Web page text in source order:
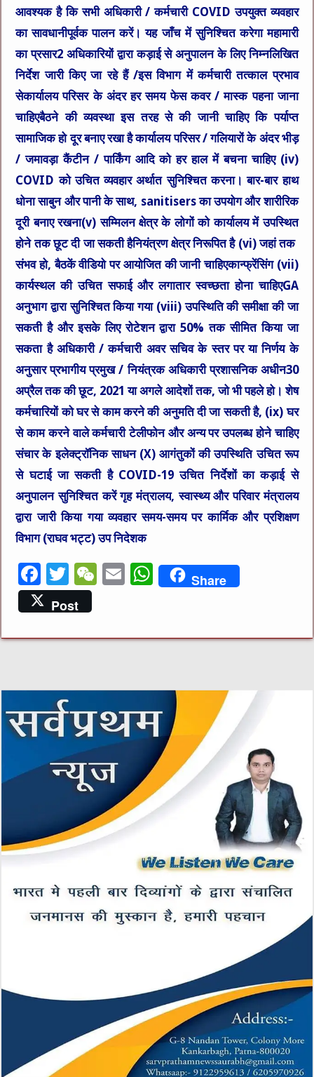
आवश्यक है कि सभी अधिकारी / कर्मचारी COVID उपयुक्त व्यवहार
का सावधानीपूर्वक पालन करें। यह जाँच में सुनिश्चित करेगा महामारी
का प्रसार2 अधिकारियों द्वारा कड़ाई से अनुपालन के लिए निम्नलिखित
निर्देश जारी किए जा रहे हैं /इस विभाग में कर्मचारी तत्काल प्रभाव
सेकार्यालय परिसर के अंदर हर समय फेस कवर / मास्क पहना जाना
चाहिएबैठने की व्यवस्था इस तरह से की जानी चाहिए कि पर्याप्त
सामाजिक हो दूर बनाए रखा है कार्यालय परिसर / गलियारों के अंदर भीड़
/ जमावड़ा कैंटीन / पार्किंग आदि को हर हाल में बचना चाहिए (iv)
COVID को उचित व्यवहार अर्थात सुनिश्चित करना। बार-बार हाथ
धोना साबुन और पानी के साथ, sanitisers का उपयोग और शारीरिक
दूरी बनाए रखना(v) सम्‍मिलन क्षेत्र के लोगों को कार्यालय में उपस्थित
होने तक छूट दी जा सकती हैनियंत्रण क्षेत्र निरूपित है (vi) जहां तक ​​
संभव हो, बैठकें वीडियो पर आयोजित की जानी चाहिएकान्फ्रेंसिंग (vii)
कार्यस्थल की उचित सफाई और लगातार स्वच्छता होना चाहिएGA
अनुभाग द्वारा सुनिश्चित किया गया (viii) उपस्थिति की समीक्षा की जा
सकती है और इसके लिए रोटेशन द्वारा 50% तक सीमित किया जा
सकता है अधिकारी / कर्मचारी अवर सचिव के स्तर पर या निर्णय के
अनुसार प्रभागीय प्रमुख / नियंत्रक अधिकारी प्रशासनिक अधीन30
अप्रैल तक की छूट, 2021 या अगले आदेशों तक, जो भी पहले हो। शेष
कर्मचारियों को घर से काम करने की अनुमति दी जा सकती है, (ix) घर
से काम करने वाले कर्मचारी टेलीफोन और अन्य पर उपलब्ध होने चाहिए
संचार के इलेक्ट्रॉनिक साधन (X) आगंतुकों की उपस्थिति उचित रूप
से घटाई जा सकती है COVID-19 उचित निर्देशों का कड़ाई से
अनुपालन सुनिश्चित करें गृह मंत्रालय, स्वास्थ्य और परिवार मंत्रालय
द्वारा जारी किया गया व्यवहार समय-समय पर कार्मिक और प्रशिक्षण
विभाग (राघव भट्ट) उप निदेशक
F
a
c
e
o
o
k
T
w
it
te
W
h
E
l
W
h
s
p
p
Share
Post